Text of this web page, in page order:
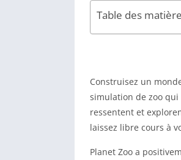
Table des
Construisez un
simulation de zoo qui
ressentent et
laissez libre cours à
Planet Zoo a